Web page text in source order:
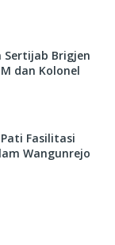
Sertijab Brigjen
dan Kolonel
Fasilitasi
Wangunrejo